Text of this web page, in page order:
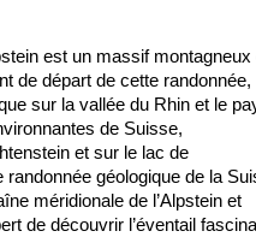
est un massif montagneux
de départ de cette randonnée,
sur la vallée du Rhin et le
de Suisse,
et sur le lac de
géologique de la
méridionale de l’Alpstein et
de découvrir l’éventail